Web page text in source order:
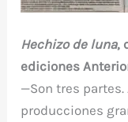
Hechizo de luna,
ediciones
—Son tres
producciones